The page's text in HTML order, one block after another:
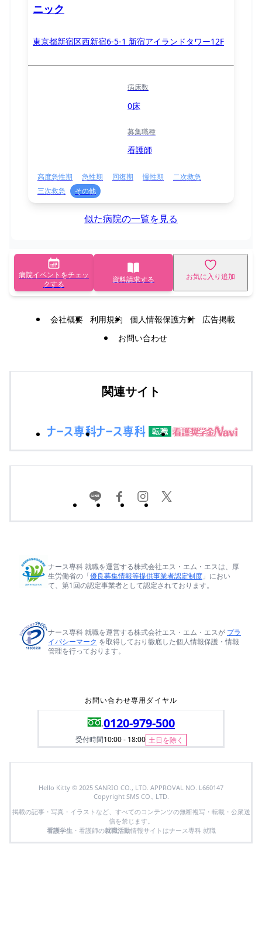
ニック
東京都新宿区西新宿6-5-1 新宿アイランドタワー12F
病床数
0床
募集職種
看護師
高度急性期 急性期 回復期 慢性期
二次救急
三次救急
その他
似た病院の一覧を見る
病院イベントをチェッ
クする
資料請求する お気に入り追加
会社概要 利用規約 個人情報保護方針
広告掲載
お問い合わせ
関連サイト
ナース専科 就職を運営する株式会社エス・エム・エスは、厚
生労働省の「優良募集情報等提供事業者認定制度 」におい
て、第1回の認定事業者として認定されております。
ナース専科 就職を運営する株式会社エス・エム・エスが プラ
イバシーマーク を取得しており徹底した個人情報保護・情報
管理を行っております。
お問い合わせ専用ダイヤル
0120-979-500
受付時間10:00 - 18:00 土日を除く
Hello Kitty © 2025 SANRIO CO., LTD. APPROVAL NO. L660147
Copyright SMS CO., LTD.
掲載の記事・写真・イラストなど、すべてのコンテンツの無断複写・転載・公衆送
信を禁じます。
看護学生 ・看護師の就職活動情報サイトはナース専科 就職